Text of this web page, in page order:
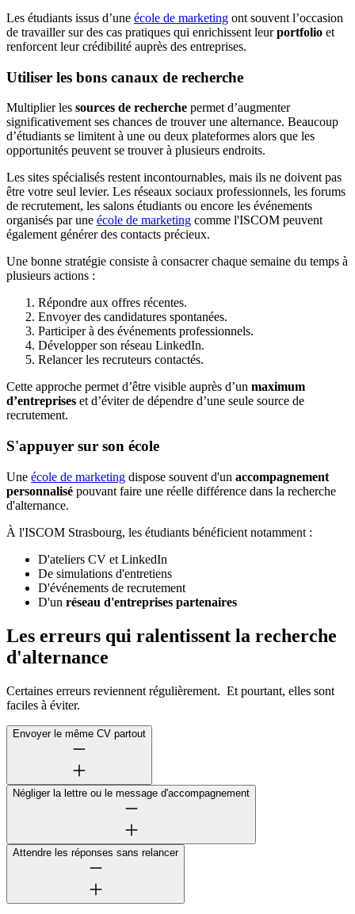
Les étudiants issus d’une école de marketing ont souvent l’occasion
de travailler sur des cas pratiques qui enrichissent leurportfolio et
renforcent leur crédibilité auprès des entreprises.
Utiliser les bons canaux de recherche
Multiplier les sources de recherche permet d’augmenter
significativement ses chances de trouver une alternance. Beaucoup
d’étudiants se limitent à une ou deux plateformes alors que les
opportunités peuvent se trouver à plusieurs endroits.
Les sites spécialisés restent incontournables, mais ils ne doivent pas
être votre seul levier. Les réseaux sociaux professionnels, les forums
de recrutement, les salons étudiants ou encore les événements
organisés par une école de marketing comme l'ISCOM peuvent
également générer des contacts précieux.
Une bonne stratégie consiste à consacrer chaque semaine du temps à
plusieurs actions :
Répondre aux offres récentes.
Envoyer des candidatures spontanées.
Participer à des événements professionnels.
Développer son réseau LinkedIn.
Relancer les recruteurs contactés.
Cette approche permet d’être visible auprès d’un maximum
d’entreprises et d’éviter de dépendre d’une seule source de
recrutement.
S'appuyer sur son école
Une école de marketing dispose souvent d'un accompagnement
personnalisé pouvant faire une réelle différence dans la recherche
d'alternance.
À l'ISCOM Strasbourg, les étudiants bénéficient notamment :
D'ateliers CV et LinkedIn
De simulations d'entretiens
D'événements de recrutement
D'un réseau d'entreprises partenaires
Les erreurs qui ralentissent la recherche
d'alternance
Certaines erreurs reviennent régulièrement. Et pourtant, elles sont
faciles à éviter.
Envoyer le même CV partout
Négliger la lettre ou le message d'accompagnement
Attendre les réponses sans relancer